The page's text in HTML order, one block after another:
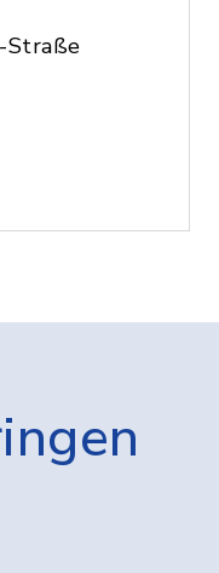
Straße